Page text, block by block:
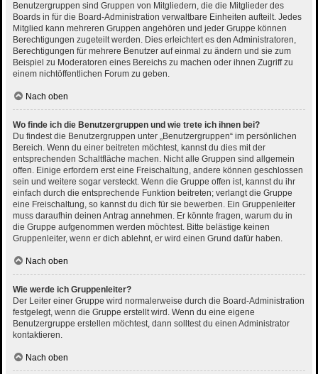
Benutzergruppen sind Gruppen von Mitgliedern, die die Mitglieder des
Boards in für die Board-Administration verwaltbare Einheiten aufteilt. Jedes
Mitglied kann mehreren Gruppen angehören und jeder Gruppe können
Berechtigungen zugeteilt werden. Dies erleichtert es den Administratoren,
Berechtigungen für mehrere Benutzer auf einmal zu ändern und sie zum
Beispiel zu Moderatoren eines Bereichs zu machen oder ihnen Zugriff zu
einem nichtöffentlichen Forum zu geben.
Nach oben
Wo finde ich die Benutzergruppen und wie trete ich ihnen bei?
Du findest die Benutzergruppen unter „Benutzergruppen“ im persönlichen
Bereich. Wenn du einer beitreten möchtest, kannst du dies mit der
entsprechenden Schaltfläche machen. Nicht alle Gruppen sind allgemein
offen. Einige erfordern erst eine Freischaltung, andere können geschlossen
sein und weitere sogar versteckt. Wenn die Gruppe offen ist, kannst du ihr
einfach durch die entsprechende Funktion beitreten; verlangt die Gruppe
eine Freischaltung, so kannst du dich für sie bewerben. Ein Gruppenleiter
muss daraufhin deinen Antrag annehmen. Er könnte fragen, warum du in
die Gruppe aufgenommen werden möchtest. Bitte belästige keinen
Gruppenleiter, wenn er dich ablehnt, er wird einen Grund dafür haben.
Nach oben
Wie werde ich Gruppenleiter?
Der Leiter einer Gruppe wird normalerweise durch die Board-Administration
festgelegt, wenn die Gruppe erstellt wird. Wenn du eine eigene
Benutzergruppe erstellen möchtest, dann solltest du einen Administrator
kontaktieren.
Nach oben